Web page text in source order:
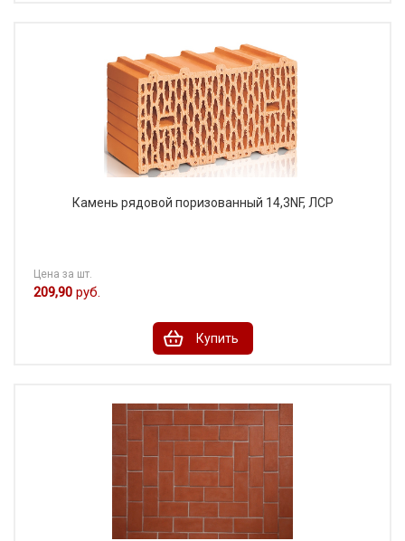
Камень рядовой поризованный 14,3NF, ЛСР
Цена за шт.
209,90 руб.
Купить